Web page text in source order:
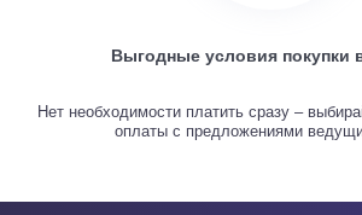
Выгодные условия покупки
Нет необходимости платить сразу –
оплаты с предложениями